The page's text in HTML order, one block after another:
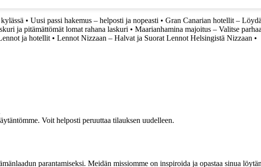
• Uusi passi hakemus – helposti ja nopeasti • Gran Canarian hotellit –
ja pitämättömät lomat rahana laskuri • Maarianhamina majoitus – Valitse
ja hotellit • Lennot Nizzaan – Halvat ja Suorat Lennot Helsingistä Nizzaan •
Voit helposti peruuttaa tilauksen uudelleen.
parantamiseksi. Meidän missiomme on inspiroida ja opastaa sinua